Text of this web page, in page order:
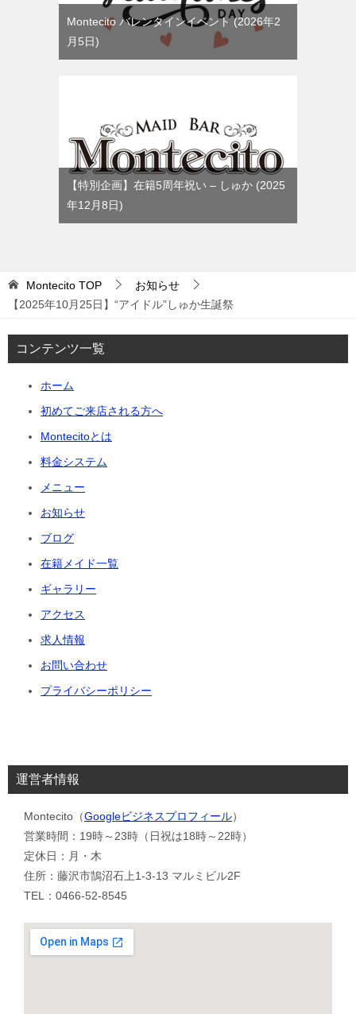
Montecito バレンタインイベント 2026年2
月5日
【特別企画】在籍5周年祝い – しゅか 2025
年12月8日
Montecito TOP
お知らせ
【2025年10月25日】“アイドル”しゅか生誕祭
コンテンツ一覧
ホーム
初めてご来店される方へ
Montecitoとは
料金システム
メニュー
お知らせ
ブログ
在籍メイド一覧
ギャラリー
アクセス
求人情報
お問い合わせ
プライバシーポリシー
運営者情報
Montecito（Googleビジネスプロフィール）
営業時間：19時～23時（日祝は18時～22時）
定休日：月・木
住所：藤沢市鵠沼石上1-3-13 マルミビル2F
TEL：0466-52-8545